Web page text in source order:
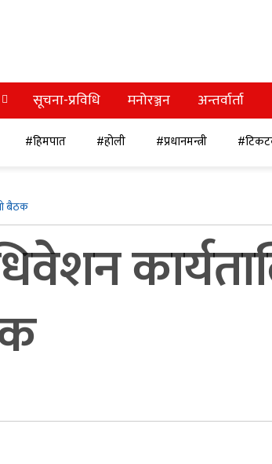
सूचना-प्रविधि मनोरञ्जन अन्तर्वार्ता
#हिमपात #होली #प्रधानमन्त्री
बैठक